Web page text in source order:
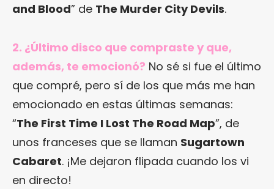
and Blood” de The Murder City Devils.
2. ¿Último disco que compraste y que,
además, te emocionó? No sé si fue el último
que compré, pero sí de los que más me han
emocionado en estas últimas semanas:
“The First Time I Lost The Road Map”, de
unos franceses que se llaman Sugartown
Cabaret. ¡Me dejaron flipada cuando los vi
en directo!